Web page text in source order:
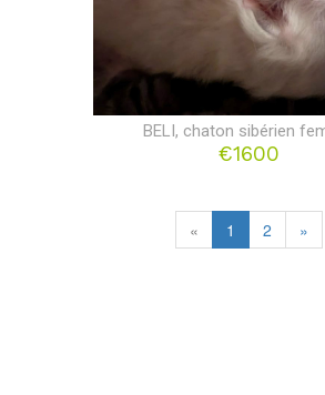
BELI, chaton sibérien
€1600
« 1 2 »